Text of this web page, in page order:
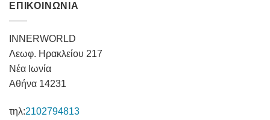
ΕΠΙΚΟΙΝΩΝΙΑ
INNERWORLD
Λεωφ. Ηρακλείου 217
Νέα Ιωνία
Αθήνα 14231
τηλ:2102794813